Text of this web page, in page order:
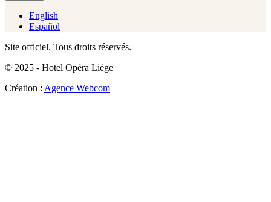
English
Español
Site officiel. Tous droits réservés.
© 2025 - Hotel Opéra Liège
Création : Agence Webcom